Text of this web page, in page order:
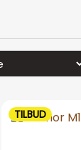
TILBUD